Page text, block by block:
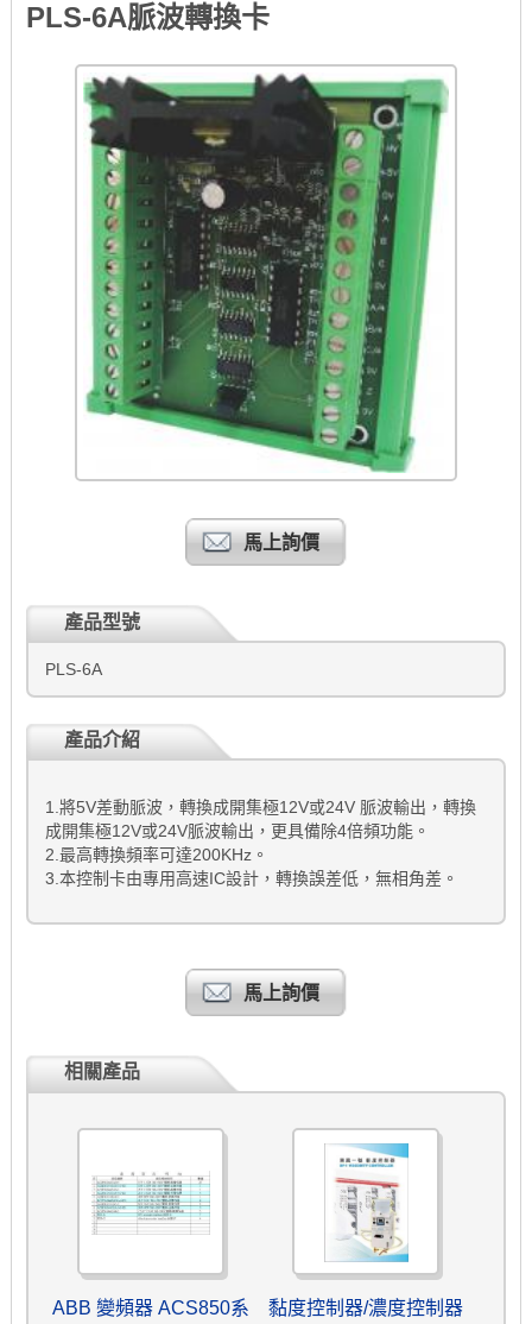
PLS-6A脈波轉換卡
馬上詢價
產品型號
PLS-6A
產品介紹
1.將5V差動脈波，轉換成開集極12V或24V 脈波輸出，轉換
成開集極12V或24V脈波輸出，更具備除4倍頻功能。
2.最高轉換頻率可達200KHz。
3.本控制卡由專用高速IC設計，轉換誤差低，無相角差。
馬上詢價
相關產品
ABB 變頻器 ACS850系
黏度控制器/濃度控制器